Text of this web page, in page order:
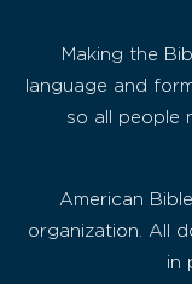
Making the
language and
so all people
American
organization. All
in